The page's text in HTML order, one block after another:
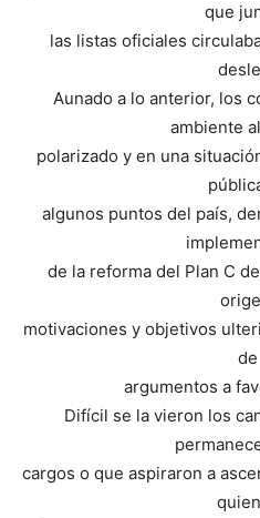
que
las listas oficiales
Aunado a lo anterior, los
ambiente
polarizado y en una
algunos puntos del país,
de la reforma del Plan C
motivaciones y objetivos
de
argumentos a
Difícil se la vieron los
cargos o que aspiraron a